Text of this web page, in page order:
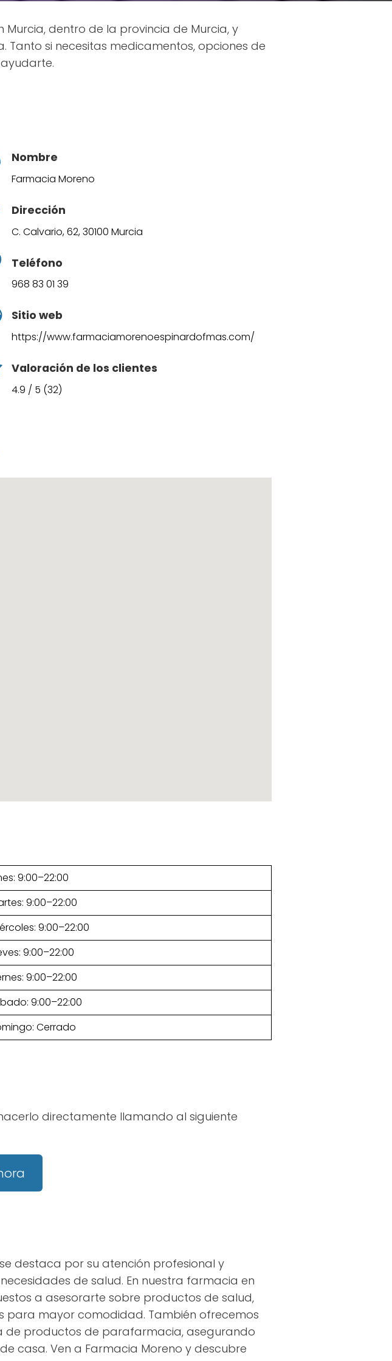
dentro de la provincia de Murcia, y
si necesitas medicamentos, opciones de
Nombre
Farmacia Moreno
Dirección
C. Calvario, 62, 30100 Murcia
Teléfono
968 83 01 39
Sitio web
https://www.farmaciamorenoespinardofmas.com/
Valoración de los clientes
4.9 / 5 (32)
9:00–22:00
9:00–22:00
9:00–22:00
9:00–22:00
9:00–22:00
9:00–22:00
Cerrado
directamente llamando al siguiente
destaca por su atención profesional y
de salud. En nuestra farmacia en
a asesorarte sobre productos de salud,
para mayor comodidad. También ofrecemos
de productos de parafarmacia, asegurando
casa. Ven a Farmacia Moreno y descubre